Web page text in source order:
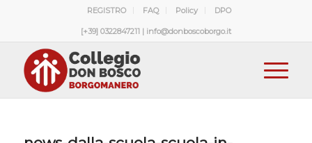
REGISTRO FAQ Policy DPO
[+39] 0322847211 | info@donboscoborgo.it